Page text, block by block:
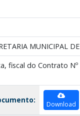
MUNICIPAL
fiscal do Contrato Nº
Download